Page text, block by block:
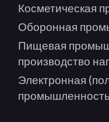
Косметическая
Оборонная
Пищевая
производство
Электронная
промышленность